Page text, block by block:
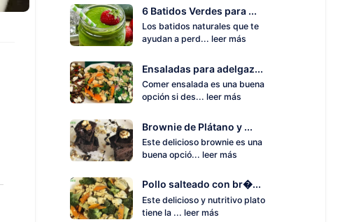
6 Batidos Verdes para ...
Los batidos naturales que te
ayudan a perd... leer más
Ensaladas para adelgaz...
Comer ensalada es una buena
opción si des... leer más
Brownie de Plátano y ...
Este delicioso brownie es una
buena opció... leer más
Pollo salteado con br�...
Este delicioso y nutritivo plato
tiene la ... leer más